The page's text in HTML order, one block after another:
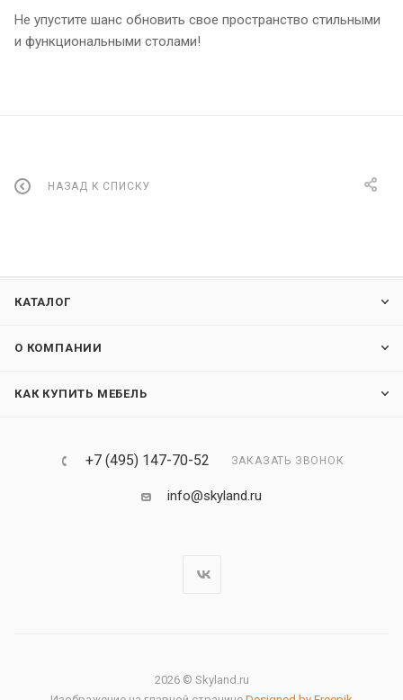
Не упустите шанс обновить свое пространство стильными
и функциональными столами!
НАЗАД К СПИСКУ
КАТАЛОГ
О КОМПАНИИ
КАК КУПИТЬ МЕБЕЛЬ
+7 (495) 147-70-52 ЗАКАЗАТЬ ЗВОНОК
info@skyland.ru
2026 © Skyland.ru